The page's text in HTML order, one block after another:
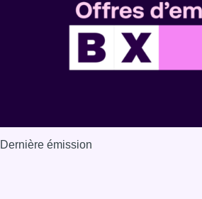
Dernière émission